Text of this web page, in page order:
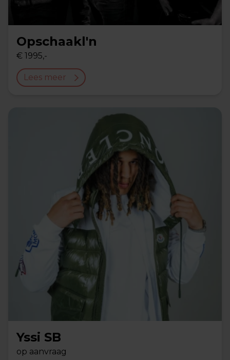
Opschaakl'n
€ 1995,-
Lees meer
Yssi SB
op aanvraag